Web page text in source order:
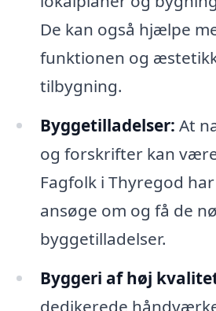
De kan også hjælpe
funktionen og
tilbygning.
Byggetilladelser: At
og forskrifter kan
Fagfolk i Thyregod
ansøge om og få de
byggetilladelser.
Byggeri af høj
dedikerede